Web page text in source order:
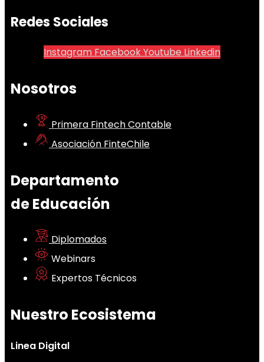
Redes Sociales
Instagram FacebookYoutube Linkedin
Nosotros
Primera Fintech Contable
Asociación FinteChile
Departamento
de Educación
Diplomados
Webinars
Expertos Técnicos
Nuestro Ecosistema
Linea Digital